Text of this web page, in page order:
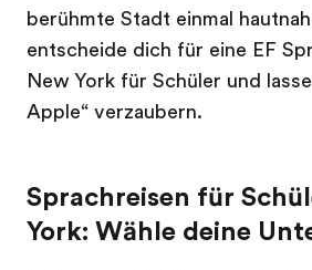
berühmte Stadt einmal
entscheide dich für eine EF
New York für Schüler und
Apple“ verzaubern.
Sprachreisen für
York: Wähle deine